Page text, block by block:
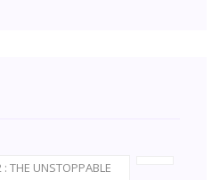
: THE UNSTOPPABLE